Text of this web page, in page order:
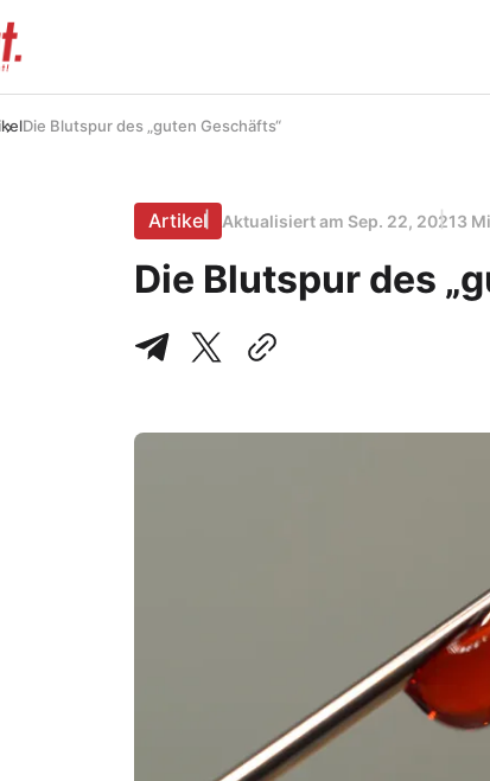
Die Blutspur des „guten Geschäfts“
Artikel Aktualisiert am Sep. 22, 20213
Die Blutspur des